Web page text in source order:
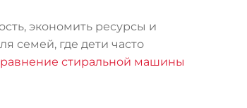
экономить ресурсы и
семей, где дети часто
стиральной машины